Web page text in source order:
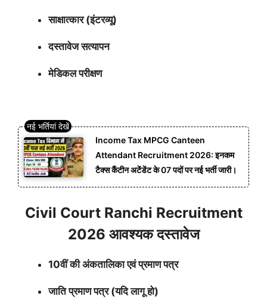
साक्षात्कार (इंटरव्यू)
दस्तावेज सत्यापन
मेडिकल परीक्षण
Income Tax MPCG Canteen
Attendant Recruitment 2026: इनकम
टैक्स कैंटीन अटेंडेंट के 07 पदों पर नई भर्ती जारी।
Civil Court Ranchi Recruitment
2026 आवश्यक दस्तावेज
10वीं की अंकतालिका एवं प्रमाण पत्र
जाति प्रमाण पत्र (यदि लागू हो)